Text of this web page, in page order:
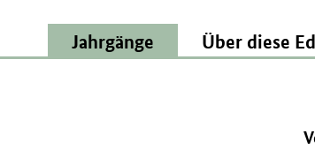
Jahrgänge Über diese